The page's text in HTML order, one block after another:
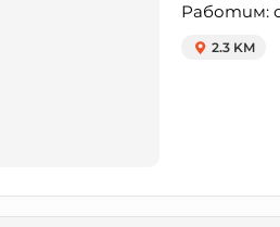
Работим:
2.3 KM